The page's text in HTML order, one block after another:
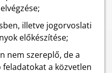
illetve jogorvoslati
előkészítése;
nem szereplő, de a
a közvetlen